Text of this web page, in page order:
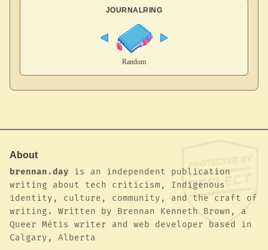
JOURNALRING
About
brennan.day is an independent publication
writing about tech criticism, Indigenous
identity, culture, community, and the craft of
writing. Written by Brennan Kenneth Brown, a
Queer Métis writer and web developer based in
Calgary, Alberta